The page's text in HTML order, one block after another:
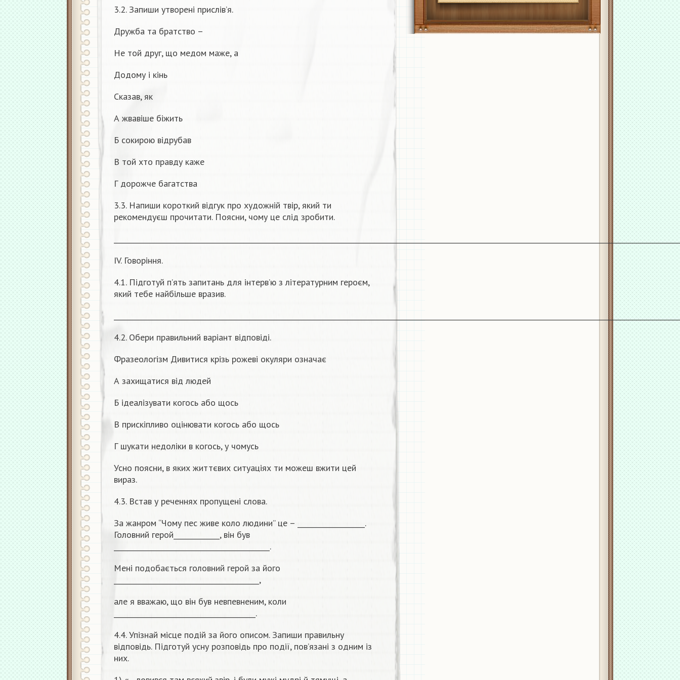
3.2. Запиши утворені прислів’я.
Дружба та братство –
Не той друг, що медом маже, а
Додому і кінь
Сказав, як
А жвавіше біжить
Б сокирою відрубав
В той хто правду каже
Г дорожче багатства
3.3. Напиши короткий відгук про художній твір, який ти
рекомендуєш прочитати. Поясни, чому це слід зробити.
ІV. Говоріння.
4.1. Підготуй п’ять запитань для інтерв’ю з літературним героєм,
який тебе найбільше вразив.
4.2. Обери правильний варіант відповіді.
Фразеологізм Дивитися крізь рожеві окуляри означає
А захищатися від людей
Б ідеалізувати когось або щось
В прискіпливо оцінювати когось або щось
Г шукати недоліки в когось, у чомусь
Усно поясни, в яких життєвих ситуаціях ти можеш вжити цей
вираз.
4.3. Встав у реченнях пропущені слова.
За жанром “Чому пес живе коло людини” це – ___________________.
Головний герой_____________, він був
____________________________________________.
Мені подобається головний герой за його
_________________________________________,
але я вважаю, що він був невпевненим, коли
________________________________________.
4.4. Упізнай місце подій за його описом. Запиши правильну
відповідь. Підготуй усну розповідь про події, пов’язані з одним із
них.